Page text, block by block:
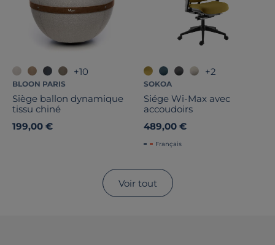
+10
BLOON PARIS
Siège ballon dynamique
tissu chiné
199,00 €
+2
SOKOA
Siége Wi-Max avec
accoudoirs
489,00 €
Français
Voir tout